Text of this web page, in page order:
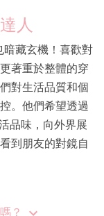
人
暗藏玄機！喜歡對
著重於整體的穿
對生活品質和個
。他們希望透過
品味，向外界展
到朋友的對鏡自
？